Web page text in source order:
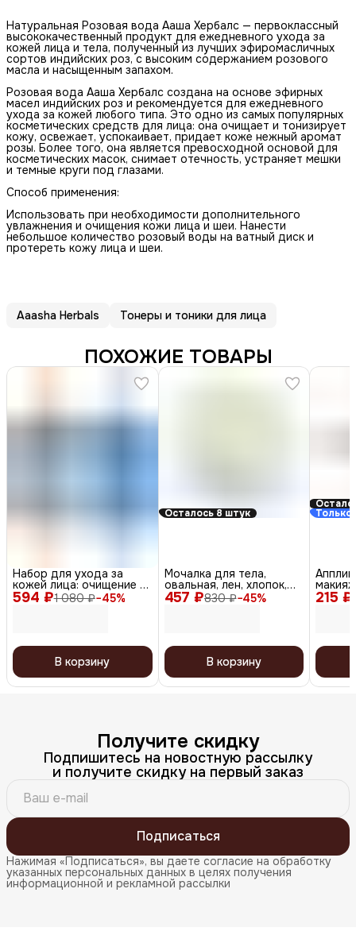
Натуральная Розовая вода Ааша Хербалс — первоклассный
высококачественный продукт для ежедневного ухода за
кожей лица и тела, полученный из лучших эфиромасличных
сортов индийских роз, с высоким содержанием розового
масла и насыщенным запахом.
Розовая вода Ааша Хербалс создана на основе эфирных
масел индийских роз и рекомендуется для ежедневного
ухода за кожей любого типа. Это одно из самых популярных
косметических средств для лица: она очищает и тонизирует
кожу, освежает, успокаивает, придает коже нежный аромат
розы. Более того, она является превосходной основой для
косметических масок, снимает отечность, устраняет мешки
и темные круги под глазами.
Способ применения:
Использовать при необходимости дополнительного
увлажнения и очищения кожи лица и шеи. Нанести
небольшое количество розовый воды на ватный диск и
протереть кожу лица и шеи.
Aaasha Herbals Тонеры и тоники для лица
ПОХОЖИЕ ТОВАРЫ
594 ₽1 080 ₽−45%
Набор для ухода за
кожей лица: очищение +
увлажнение, 4 шт.,15 мл
x 2, 20 мл x 2
В корзину
Осталось 8 штук
457 ₽830 ₽−45%
Мочалка для тела,
овальная, лен, хлопок,
натуральный цвет
В корзину
Только
215 ₽
AP-03
Получите скидку
Подпишитесь на новостную рассылку
и получите скидку на первый заказ
Подписаться
Нажимая «Подписаться», вы даете согласие на обработку
указанных персональных данных в целях получения
информационной и рекламной рассылки